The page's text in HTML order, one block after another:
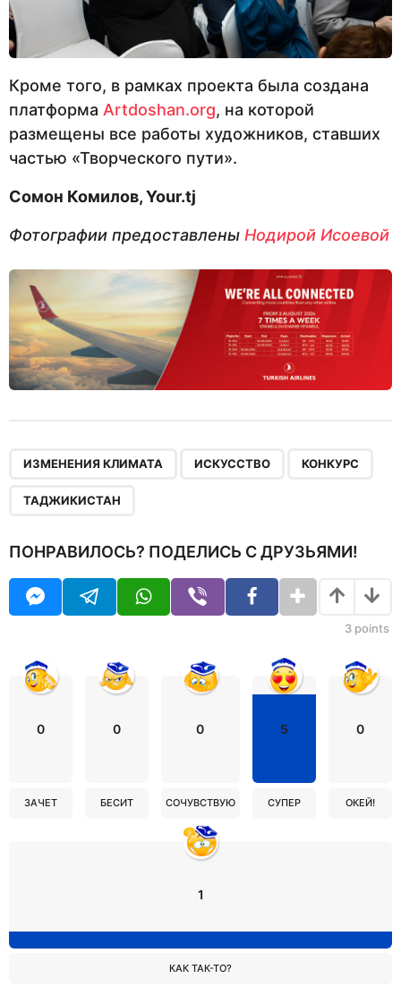
Кроме того, в рамках проекта была создана
платформа Artdoshan.org, на которой
размещены все работы художников, ставших
частью «Творческого пути».
Сомон Комилов, Your.tj
Фотографии предоставлены Нодирой Исоевой
ИЗМЕНЕНИЯ КЛИМАТА ИСКУССТВО КОНКУРС
ТАДЖИКИСТАН
ПОНРАВИЛОСЬ? ПОДЕЛИСЬ С ДРУЗЬЯМИ!
3 points
0
ЗАЧЕТ
0
БЕСИТ
0
СОЧУВСТВУЮ
5
СУПЕР
0
ОКЕЙ!
1
КАК ТАК-ТО?